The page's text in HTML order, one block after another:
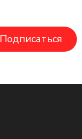
Подписаться